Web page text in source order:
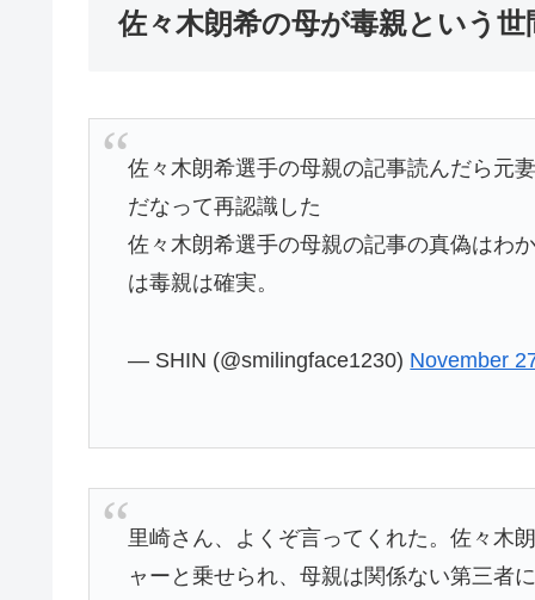
佐々木朗希の母が毒親という世
佐々木朗希選手の母親の記事読んだら元
だなって再認識した
佐々木朗希選手の母親の記事の真偽はわ
は毒親は確実。
— SHIN (@smilingface1230) November
里崎さん、よくぞ言ってくれた。佐々木
ャーと乗せられ、母親は関係ない第三者